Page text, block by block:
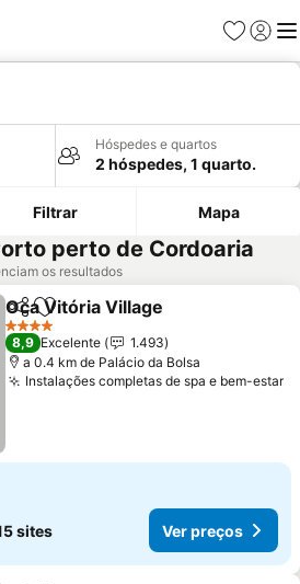
Favoritos
Iniciar
Hóspedes e quartos
2 hóspedes, 1 quarto.
Filtrar Mapa
perto de Cordoaria
os resultados
PartilharAdicionar aos favoritos
Oca Vitória Village
4 Estrelas
8,9 Excelente
1.493
a 0.4 km de Palácio da Bolsa
Instalações completas de spa e bem-estar
sites Ver preços